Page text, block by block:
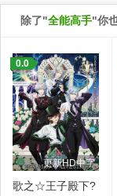
除了"全能高手"你
更新HD中字
0.0
歌之☆王子殿下?